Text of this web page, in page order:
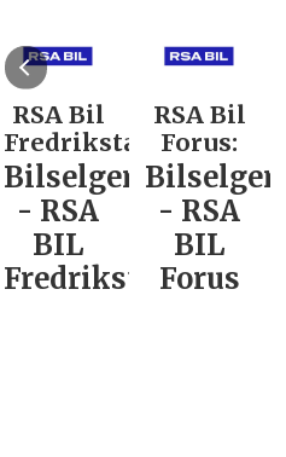
RSA Bil
Fredrikstad:
Bilselger
- RSA
BIL
Fredrikstad
RSA Bil
Forus:
Bilselger
- RSA
BIL
Forus